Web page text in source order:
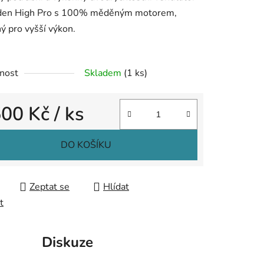
High Pro s 100% měděným motorem,
pro vyšší výkon.
Skladem (1 ks)
Kč/ ks
DO KOŠÍKU
Zeptat se
Hlídat
Diskuze